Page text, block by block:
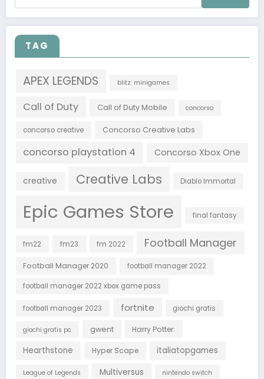
TAG
APEX LEGENDS blitz: minigames
Call of Duty Call of Duty Mobile concorso
concorso creative Concorso Creative Labs
concorso playstation 4 Concorso Xbox One
creative Creative Labs Diablo Immortal
Epic Games Store final fantasy
fm22 fm23 fm 2022 Football Manager
Football Manager 2020 football manager 2022
football manager 2022 xbox game pass
football manager 2023 fortnite giochi gratis
giochi gratis pc gwent Harry Potter:
Hearthstone Hyper Scape italiatopgames
League of Legends Multiversus nintendo switch